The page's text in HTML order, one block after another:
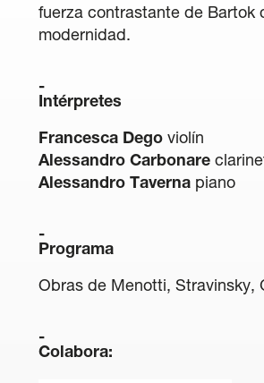
fuerza contrastante de Bartok
modernidad.
Intérpretes
Francesca Dego violín
Alessandro Carbonare
Alessandro Taverna piano
Programa
Obras de Menotti, Stravinsky,
Colabora: